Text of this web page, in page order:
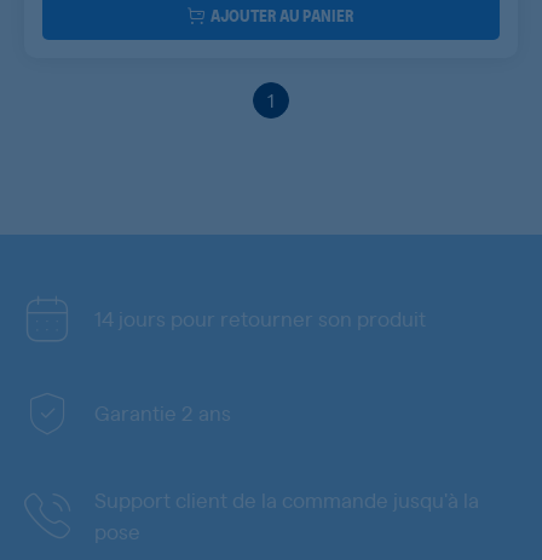
AJOUTER AU PANIER
1
14 jours pour retourner son produit
Garantie 2 ans
Support client de la commande jusqu'à la
pose